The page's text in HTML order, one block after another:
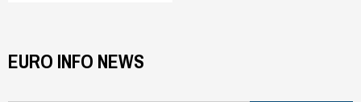
EURO INFO NEWS